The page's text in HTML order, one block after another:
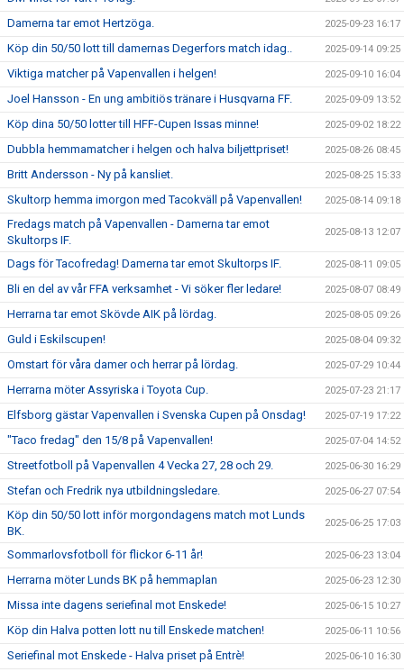
Damerna tar emot Hertzöga. 2025-09-23 16:17
Köp din 50/50 lott till damernas Degerfors match idag.. 2025-09-14 09:25
Viktiga matcher på Vapenvallen i helgen! 2025-09-10 16:04
Joel Hansson - En ung ambitiös tränare i Husqvarna FF. 2025-09-09 13:52
Köp dina 50/50 lotter till HFF-Cupen Issas minne! 2025-09-02 18:22
Dubbla hemmamatcher i helgen och halva biljettpriset! 2025-08-26 08:45
Britt Andersson - Ny på kansliet. 2025-08-25 15:33
Skultorp hemma imorgon med Tacokväll på Vapenvallen! 2025-08-14 09:18
Fredags match på Vapenvallen - Damerna tar emot
Skultorps IF.
2025-08-13 12:07
Dags för Tacofredag! Damerna tar emot Skultorps IF. 2025-08-11 09:05
Bli en del av vår FFA verksamhet - Vi söker fler ledare! 2025-08-07 08:49
Herrarna tar emot Skövde AIK på lördag. 2025-08-05 09:26
Guld i Eskilscupen! 2025-08-04 09:32
Omstart för våra damer och herrar på lördag. 2025-07-29 10:44
Herrarna möter Assyriska i Toyota Cup. 2025-07-23 21:17
Elfsborg gästar Vapenvallen i Svenska Cupen på Onsdag! 2025-07-19 17:22
"Taco fredag" den 15/8 på Vapenvallen! 2025-07-04 14:52
Streetfotboll på Vapenvallen 4 Vecka 27, 28 och 29. 2025-06-30 16:29
Stefan och Fredrik nya utbildningsledare. 2025-06-27 07:54
Köp din 50/50 lott inför morgondagens match mot Lunds
BK.
2025-06-25 17:03
Sommarlovsfotboll för flickor 6-11 år! 2025-06-23 13:04
Herrarna möter Lunds BK på hemmaplan 2025-06-23 12:30
Missa inte dagens seriefinal mot Enskede! 2025-06-15 10:27
Köp din Halva potten lott nu till Enskede matchen! 2025-06-11 10:56
Seriefinal mot Enskede - Halva priset på Entrè! 2025-06-10 16:30